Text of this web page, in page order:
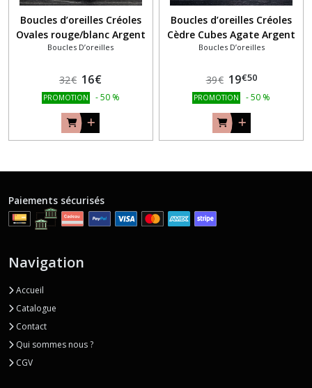
Boucles d’oreilles Créoles
Ovales rouge/blanc Argent
925
Boucles D’oreilles
32€ 16€
PROMOTION -50 %
Boucles d’oreilles Créoles
Cèdre Cubes Agate Argent
925
Boucles D’oreilles
39€ 19€50
PROMOTION -50 %
Paiements sécurisés
Navigation
Accueil
Catalogue
Contact
Qui sommes nous ?
CGV